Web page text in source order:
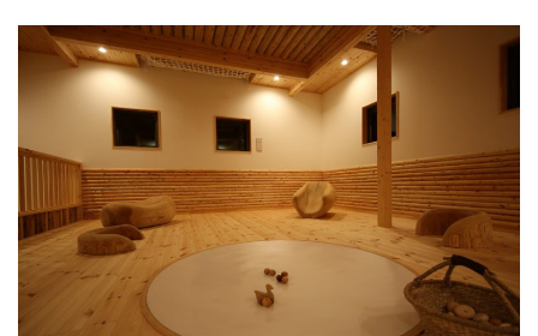
ランチ その他
その他
その他
その他